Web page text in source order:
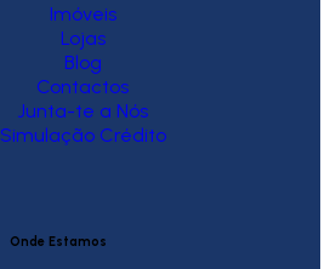
Imóveis
Lojas
Blog
Contactos
Junta-te a Nós
Simulação Crédito
Onde Estamos